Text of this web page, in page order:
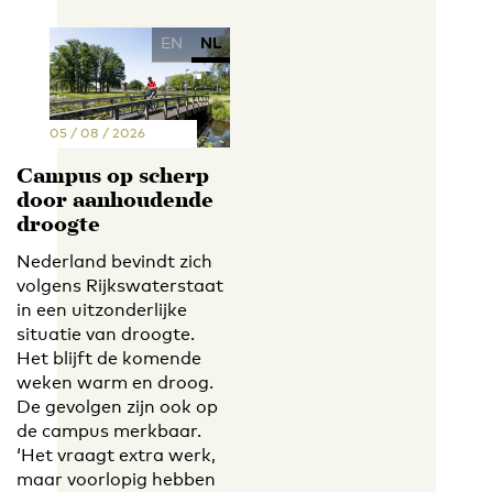
EN NL
05 / 08 / 2026
Campus op scherp
door aanhoudende
droogte
Nederland bevindt zich
volgens Rijkswaterstaat
in een uitzonderlijke
situatie van droogte.
Het blijft de komende
weken warm en droog.
De gevolgen zijn ook op
de campus merkbaar.
‘Het vraagt extra werk,
maar voorlopig hebben